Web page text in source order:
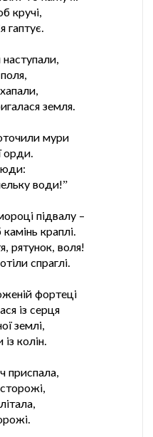
кручі,
гаптує.
земля.
мури
орди.
води!”
підвалу –
краплі.
рятунок, воля!
спраглі.
фортеці
із серця
землі,
колін.
приспала,